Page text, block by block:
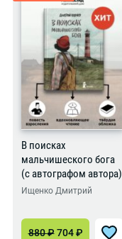
В поисках
мальчишеского бога
(с автографом автора)
Ищенко Дмитрий
880₽ 704₽